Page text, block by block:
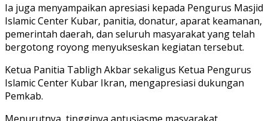
Ia juga menyampaikan apresiasi kepada Pengurus Masjid
Islamic Center Kubar, panitia, donatur, aparat keamanan,
pemerintah daerah, dan seluruh masyarakat yang telah
bergotong royong menyukseskan kegiatan tersebut.
Ketua Panitia Tabligh Akbar sekaligus Ketua Pengurus
Islamic Center Kubar Ikran, mengapresiasi dukungan
Pemkab.